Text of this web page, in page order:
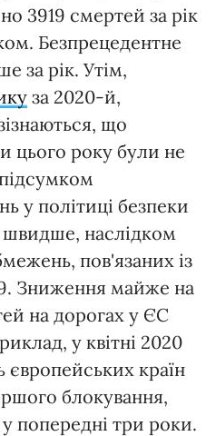
3919 смертей за рік
Безпрецедентне
за рік. Утім,
за 2020-й,
що
цього року були не
у політиці безпеки
наслідком
пов'язаних із
Зниження майже на
на дорогах у ЄС
у квітні 2020
європейських країн
блокування,
попередні три роки.